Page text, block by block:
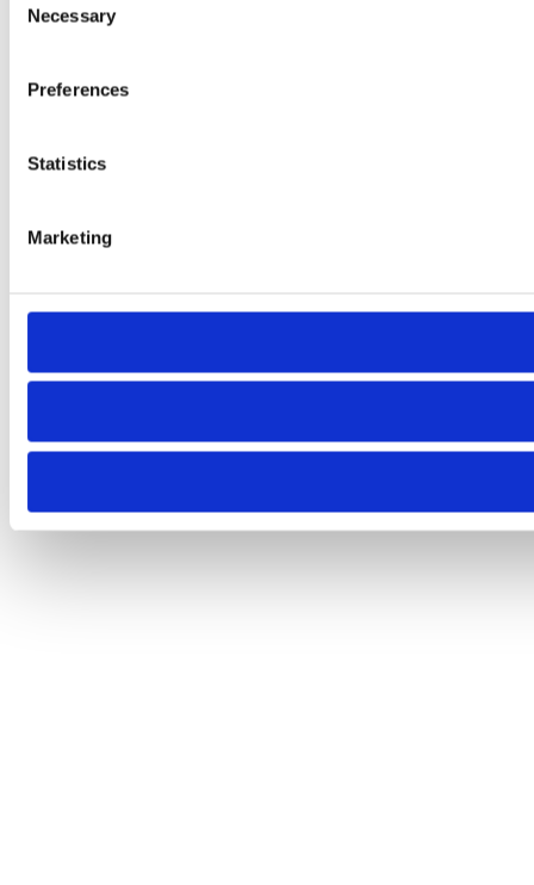
Selection
Necessary
Preferences
Statistics
Marketing